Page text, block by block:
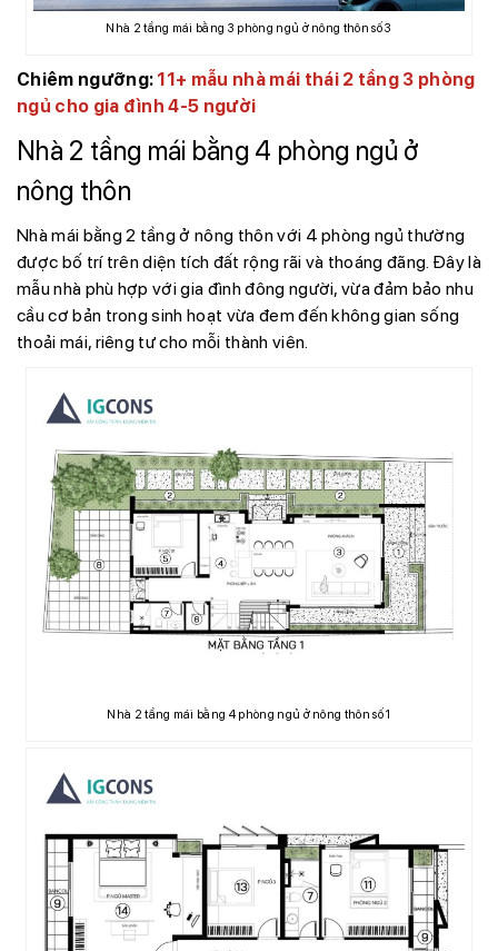
Nhà 2 tầng mái bằng 3 phòng ngủ ở nông thôn số 3
Chiêm ngưỡng: 11+ mẫu nhà mái thái 2 tầng 3 phòng
ngủ cho gia đình 4-5 người
Nhà 2 tầng mái bằng 4 phòng ngủ ở
nông thôn
Nhà mái bằng 2 tầng ở nông thôn với 4 phòng ngủ thường
được bố trí trên diện tích đất rộng rãi và thoáng đãng. Đây là
mẫu nhà phù hợp với gia đình đông người, vừa đảm bảo nhu
cầu cơ bản trong sinh hoạt vừa đem đến không gian sống
thoải mái, riêng tư cho mỗi thành viên.
Nhà 2 tầng mái bằng 4 phòng ngủ ở nông thôn số 1